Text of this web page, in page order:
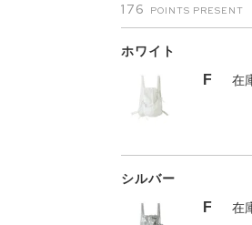
176
ホワイト
F 在
シルバー
F 在